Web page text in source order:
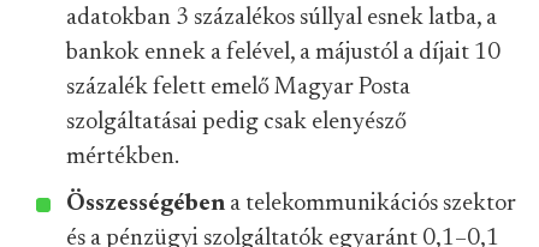
adatokban 3 százalékos súllyal esnek latba, a
bankok ennek a felével, a májustól a díjait 10
százalék felett emelő Magyar Posta
szolgáltatásai pedig csak elenyésző
mértékben.
Összességében a telekommunikációs szektor
és a pénzügyi szolgáltatók egyaránt 0,1–0,1